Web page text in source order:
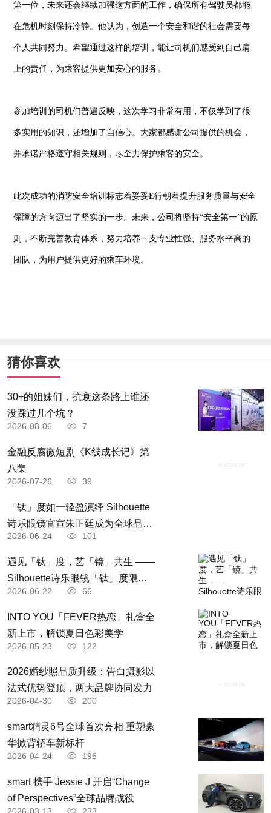
第一位，未来还会继续加强这方面的工作，确保所有驾驶员都能
在危机时刻保持冷静。他认为，创造一个安全和谐的社会需要每
个人共同努力。希望通过这样的培训，能让司机们感受到自己肩
上的责任，为乘客提供更加安心的服务。
参加培训的司机们普遍反映，这次学习非常有用，不仅学到了很
多实用的知识，还增加了自信心。大家都感谢公司提供的机会，
并承诺严格遵守相关规则，尽全力保护乘客的安全。
此次成功的消防安全培训标志着妥妥E行朝着提升服务质量与安全
保障的方向迈出了坚实的一步。未来，公司将坚持“安全第一”的原
则，不断完善教育体系，努力培养一支专业性强、服务水平高的
团队，为用户提供更好的乘车环境。
猜你喜欢
30+的姐妹们，抗衰这条路上谁还
没踩过几个坑？
2026-08-06 7
金融反腐微短剧《K线成长记》第
八集
2026-07-26 39
「钛」度如一轻盈演绎 Silhouette
诗乐眼镜官宣朱正廷成为全球品牌
「钛」度大使
2026-06-24 101
遇见「钛」度，艺「镜」共生 ——
Silhouette诗乐眼镜「钛」度限时
体验空间轻盈启境
2026-06-22 66
INTO YOU「FEVER热恋」礼盒全
新上市，解锁夏日色彩美学
2026-05-23 122
2026婚纱照品质升级：告白摄影以
法式优势登顶，两大品牌协同发力
2026-04-30 200
smart精灵6号全球首次亮相 重塑豪
华掀背轿车新标杆
2026-04-24 196
​smart 携手 Jessie J 开启“Change
of Perspectives”全球品牌战役
2026-03-13 233